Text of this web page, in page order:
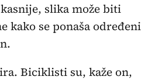
slika može biti
kako se ponaša određeni
Biciklisti su, kaže on,